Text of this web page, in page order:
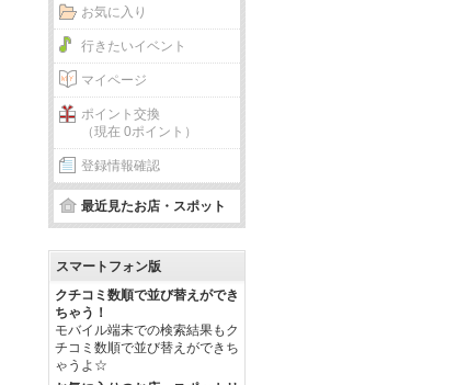
お気に入り
行きたいイベント
マイページ
ポイント交換
（現在 0ポイント）
登録情報確認
最近見たお店・スポット
スマートフォン版
クチコミ数順で並び替えができ
ちゃう！
モバイル端末での検索結果もク
チコミ数順で並び替えができち
ゃうよ☆